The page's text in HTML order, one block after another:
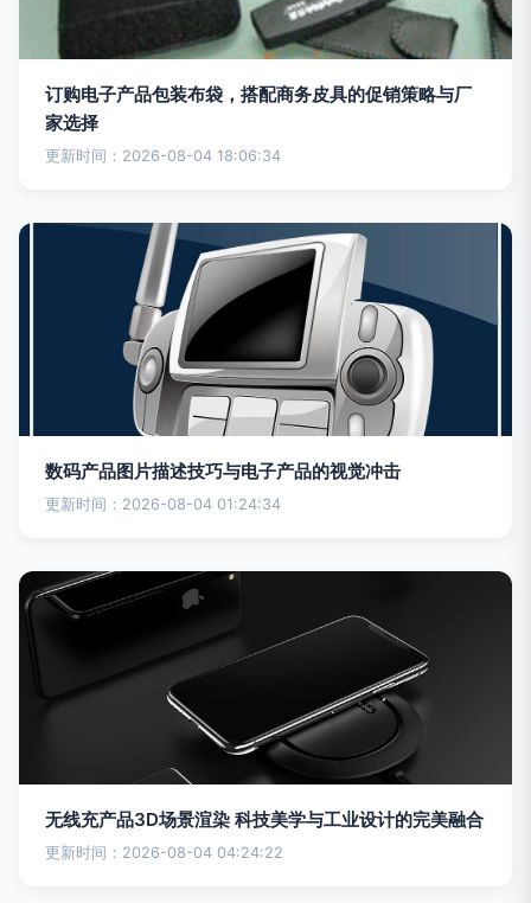
订购电子产品包装布袋，搭配商务皮具的促销策略与厂
家选择
更新时间：2026-08-04 18:06:34
数码产品图片描述技巧与电子产品的视觉冲击
更新时间：2026-08-04 01:24:34
无线充产品3D场景渲染 科技美学与工业设计的完美融合
更新时间：2026-08-04 04:24:22